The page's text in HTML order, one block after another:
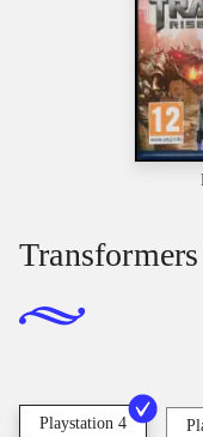
Playstation 4